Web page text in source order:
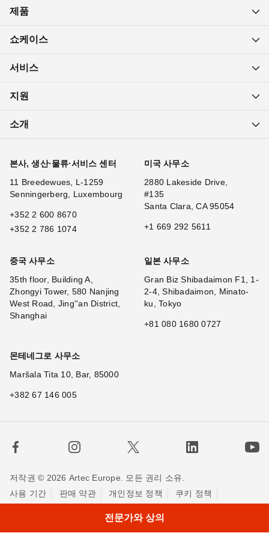
제품
쇼케이스
서비스
지원
소개
본사, 생산·물류·서비스 센터
11 Breedewues, L-1259
Senningerberg, Luxembourg
+352 2 600 8670
+352 2 786 1074
미국 사무소
2880 Lakeside Drive,
#135
Santa Clara, CA 95054
+1 669 292 5611
중국 사무소
35th floor, Building A,
Zhongyi Tower, 580 Nanjing
West Road, Jing''an District,
Shanghai
일본 사무소
Gran Biz Shibadaimon F1, 1-
2-4, Shibadaimon, Minato-
ku, Tokyo
+81 080 1680 0727
몬테네그로 사무소
Maršala Tita 10, Bar, 85000
+382 67 146 005
저작권 © 2026 Artec Europe. 모든 권리 소유.
사용 기간
판매 약관 개인정보 정책
쿠키 정책
전문가와 상의